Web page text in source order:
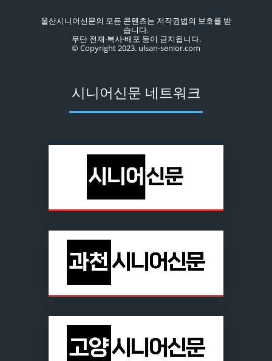
울산시니어신문의 모든 콘텐츠는 저작권법의 보호를 받
습니다.
무단 전재·복사·배포 등이 금지됩니다.
© Copyright 2023. ulsan-senior.com
시니어신문 네트워크